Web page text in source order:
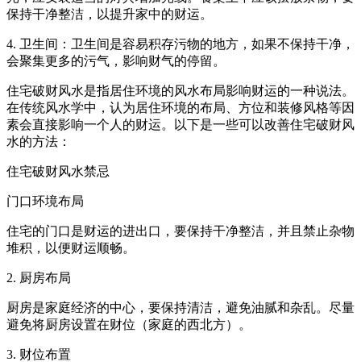
保持干净整洁，以提升家中的财运。
4. 卫生间：卫生间是容易积存污物的地方，如果不保持干净，
会聚集更多的污气，影响财气的停留。
住宅破财风水是指居住环境的风水布局影响财运的一种说法。
在传统风水学中，认为居住环境的布局、方位和装修风格等因
素会直接影响一个人的财运。以下是一些可以改善住宅破财风
水的方法：
住宅破财风水禁忌
门口环境布局
住宅的门口是财运的进出口，要保持干净整洁，并且禁止杂物
堆积，以便财运顺畅。
2. 厨房布局
厨房是家庭经济的中心，要保持清洁，避免油腻和杂乱。尽量
避免将厨房设置在财位（家庭的西北方）。
3. 财位布置